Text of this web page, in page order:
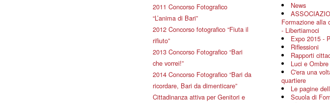
2011 Concorso Fotografico
“L’anima di Bari”
2012 Concorso fotografico “Fiuta il
rifiuto”
2013 Concorso Fotografico “Bari
che vorrei!”
2014 Concorso Fotografico “Bari da
ricordare, Bari da dimenticare”
Cittadinanza attiva per Genitori e
News
Formazione alla
- Libertiamoci
Expo 2015 -
Riflessioni
Rapporti
Luci e Ombre
C'era una
quartiere
Le pagine
Scuola di